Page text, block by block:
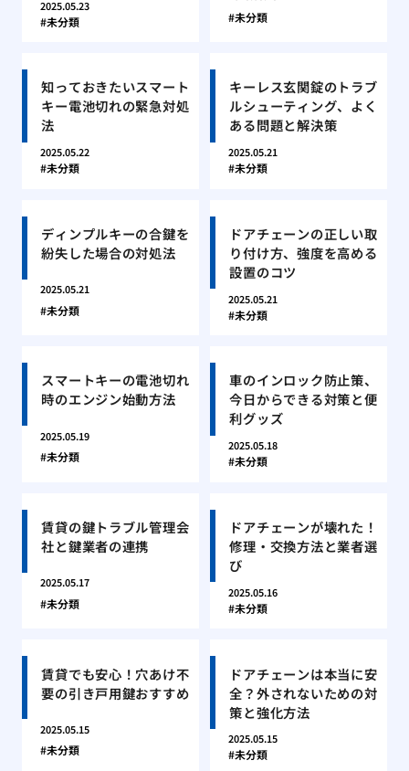
2025.05.23
未分類 未分類
知っておきたいスマート
キー電池切れの緊急対処
法
2025.05.22
未分類
キーレス玄関錠のトラブ
ルシューティング、よく
ある問題と解決策
2025.05.21
未分類
ディンプルキーの合鍵を
紛失した場合の対処法
2025.05.21
未分類
ドアチェーンの正しい取
り付け方、強度を高める
設置のコツ
2025.05.21
未分類
スマートキーの電池切れ
時のエンジン始動方法
2025.05.19
未分類
車のインロック防止策、
今日からできる対策と便
利グッズ
2025.05.18
未分類
賃貸の鍵トラブル管理会
社と鍵業者の連携
2025.05.17
未分類
ドアチェーンが壊れた！
修理・交換方法と業者選
び
2025.05.16
未分類
賃貸でも安心！穴あけ不
要の引き戸用鍵おすすめ
2025.05.15
未分類
ドアチェーンは本当に安
全？外されないための対
策と強化方法
2025.05.15
未分類